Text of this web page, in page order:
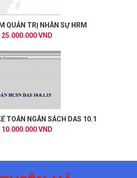
QUẢN TRỊ NHÂN SỰ HRM
25.000.000 VND
TOÁN NGÂN SÁCH DAS 10.1
10.000.000 VND